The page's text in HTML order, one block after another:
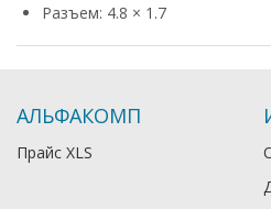
Разъем: 4.8 × 1.7
АЛЬФАКОМП
Прайс XLS